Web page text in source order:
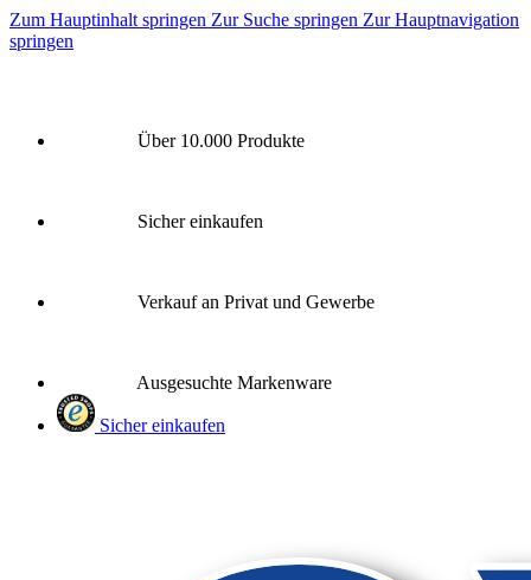
Zum Hauptinhalt springen Zur Suche springen Zur Hauptnavigation
springen
Über 10.000 Produkte
Sicher einkaufen
Verkauf an Privat und Gewerbe
Ausgesuchte Markenware
Sicher einkaufen